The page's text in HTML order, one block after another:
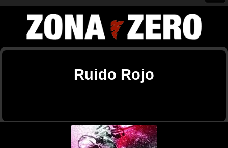
CONTENIDO
Ruido Rojo